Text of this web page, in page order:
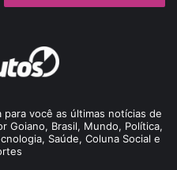
você as últimas notícias de
Goiano, Brasil, Mundo, Política,
Saúde, Coluna Social e